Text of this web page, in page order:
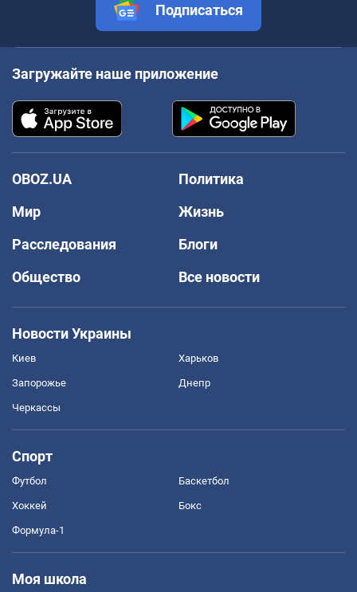
Подписаться
Загружайте наше приложение
OBOZ.UA
Политика
Мир
Жизнь
Расследования
Блоги
Общество
Все новости
Новости Украины
Киев Харьков
Запорожье Днепр
Черкассы
Спорт
Футбол Баскетбол
Хоккей Бокс
Формула-1
Моя школа